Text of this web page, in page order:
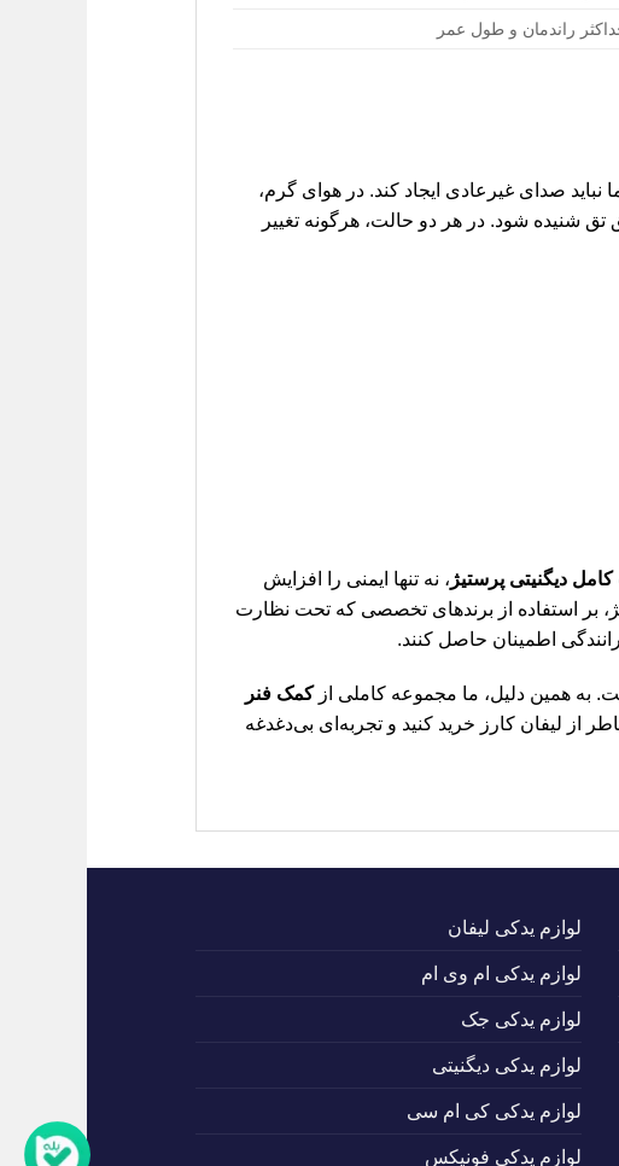
راندمان و طول عمر
صدای غیرعادی ایجاد کند. در هوای گرم،
شود. در هر دو حالت، هرگونه تغییر
دیگنیتی پرستیژ ، نه تنها ایمنی را افزایش
بر استفاده از برندهای تخصصی که تحت نظارت
به همین دلیل، ما مجموعه کاملی ازکمک فنر
از لیفان کارز خرید کنید و تجربه‌ای بی‌دغدغه
لوازم یدکی لیفان
لوازم یدکی ام وی ام
لوازم یدکی جک
لوازم یدکی دیگنیتی
لوازم یدکی کی ام سی
لوازم یدکی فونیکس